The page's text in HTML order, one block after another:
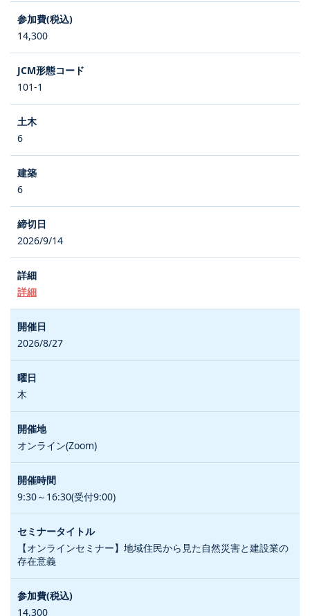
14,300
101-1
6
6
2026/9/14
詳細
2026/8/27
木
オンライン(Zoom)
9:30～16:30(受付9:00)
【オンラインセミナー】地域住民から見た自然災害と建設業の
存在意義
14,300